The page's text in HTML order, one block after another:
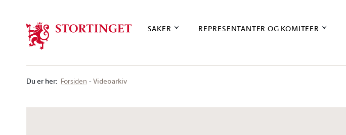
SAKER REPRESENTANTER OG KOMITEER
Du er her: Forsiden Videoarkiv